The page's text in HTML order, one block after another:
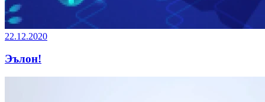
22.12.2020
Эълон!